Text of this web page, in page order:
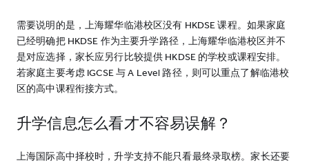
需要说明的是，上海耀华临港校区没有 HKDSE 课程。如果家庭
已经明确把 HKDSE 作为主要升学路径，上海耀华临港校区并不
是对应选择，家长应另行比较提供 HKDSE 的学校或课程安排。
若家庭主要考虑 IGCSE 与 A Level 路径，则可以重点了解临港校
区的高中课程衔接方式。
升学信息怎么看才不容易误解？
上海国际高中择校时，升学支持不能只看最终录取榜。家长还要